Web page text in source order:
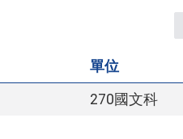
單位
270國文科